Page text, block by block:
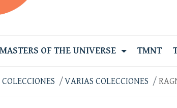
MASTERS OF THE UNIVERSE TMNT
VARIAS COLECCIONES